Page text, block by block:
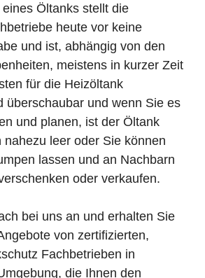
Öltanks stellt die
heute vor keine
und ist, abhängig von den
meistens in kurzer Zeit
für die Heizöltank
überschaubar und wenn Sie es
und planen, ist der Öltank
nahezu leer oder Sie können
lassen und an Nachbarn
oder verkaufen.
bei uns an und erhalten Sie
von zertifizierten,
Fachbetrieben in
die Ihnen den